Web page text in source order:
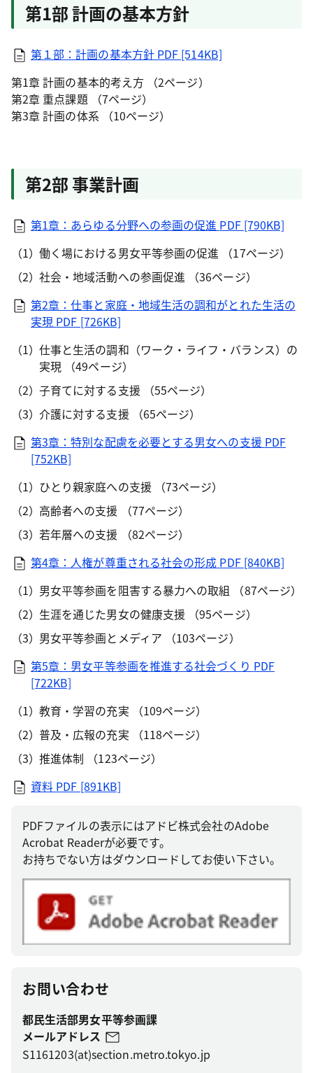
第1部 計画の基本方針
第１部：計画の基本方針 PDF [514KB]
第1章 計画の基本的考え方 （2ページ）
第2章 重点課題 （7ページ）
第3章 計画の体系 （10ページ）
第2部 事業計画
第1章：あらゆる分野への参画の促進 PDF [790KB]
働く場における男女平等参画の促進 （17ページ）
社会・地域活動への参画促進 （36ページ）
第2章：仕事と家庭・地域生活の調和がとれた生活の
実現 PDF [726KB]
仕事と生活の調和（ワーク・ライフ・バランス）の
実現 （49ページ）
子育てに対する支援 （55ページ）
介護に対する支援 （65ページ）
第3章：特別な配慮を必要とする男女への支援 PDF
[752KB]
ひとり親家庭への支援 （73ページ）
高齢者への支援 （77ページ）
若年層への支援 （82ページ）
第4章：人権が尊重される社会の形成 PDF [840KB]
男女平等参画を阻害する暴力への取組 （87ページ）
生涯を通じた男女の健康支援 （95ページ）
男女平等参画とメディア （103ページ）
第5章：男女平等参画を推進する社会づくり PDF
[722KB]
教育・学習の充実 （109ページ）
普及・広報の充実 （118ページ）
推進体制 （123ページ）
資料 PDF [891KB]
PDFファイルの表示にはアドビ株式会社のAdobe
Acrobat Readerが必要です。
お持ちでない方はダウンロードしてお使い下さい。
お問い合わせ
都民生活部男女平等参画課
メールアドレス
S1161203(at)section.metro.tokyo.jp